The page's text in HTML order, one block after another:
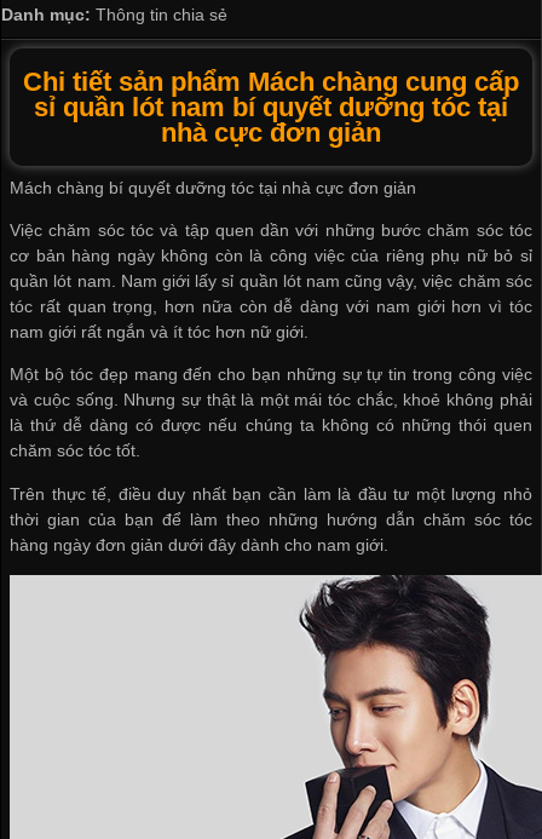
Danh mục: Thông tin chia sẻ
Chi tiết sản phẩm Mách chàng cung cấp
sỉ quần lót nam bí quyết dưỡng tóc tại
nhà cực đơn giản
Mách chàng bí quyết dưỡng tóc tại nhà cực đơn giản
Việc chăm sóc tóc và tập quen dần với những bước chăm sóc tóc
cơ bản hàng ngày không còn là công việc của riêng phụ nữ bỏ sỉ
quần lót nam . Nam giới lấy sỉ quần lót nam cũng vậy, việc chăm sóc
tóc rất quan trọng, hơn nữa còn dễ dàng với nam giới hơn vì tóc
nam giới rất ngắn và ít tóc hơn nữ giới.
Một bộ tóc đẹp mang đến cho bạn những sự tự tin trong công việc
và cuộc sống. Nhưng sự thật là một mái tóc chắc, khoẻ không phải
là thứ dễ dàng có được nếu chúng ta không có những thói quen
chăm sóc tóc tốt.
Trên thực tế, điều duy nhất bạn cần làm là đầu tư một lượng nhỏ
thời gian của bạn để làm theo những hướng dẫn chăm sóc tóc
hàng ngày đơn giản dưới đây dành cho nam giới.